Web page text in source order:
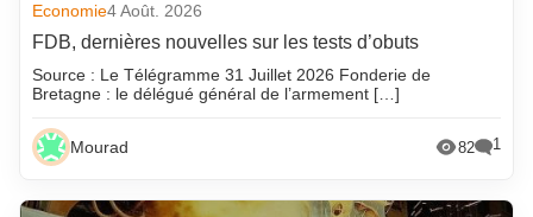
Economie4 Août. 2026
FDB, dernières nouvelles sur les tests d’obuts
Source : Le Télégramme 31 Juillet 2026 Fonderie de
Bretagne : le délégué général de l’armement […]
Mourad 82 1